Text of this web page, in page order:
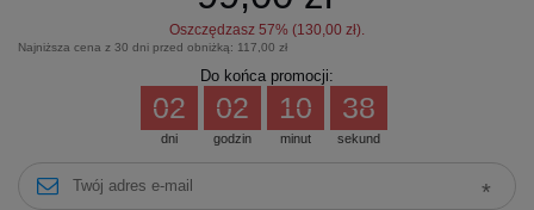
Oszczędzasz 57% (130,00 zł).
Najniższa cena z 30 dni przed obniżką: 117,00 zł
Do końca promocji:
dni
02
godzin
02
minut
10
sekund
38